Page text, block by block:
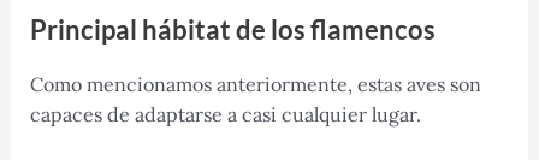
Principal hábitat de los flamencos
Como mencionamos anteriormente, estas aves son
capaces de adaptarse a casi cualquier lugar.